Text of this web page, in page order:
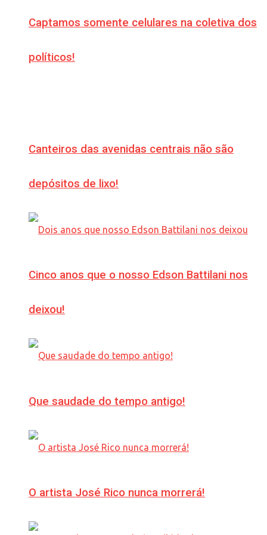
Captamos somente celulares na coletiva dos
políticos!
Canteiros das avenidas centrais não são
depósitos de lixo!
Cinco anos que o nosso Edson Battilani nos
deixou!
Que saudade do tempo antigo!
O artista José Rico nunca morrerá!